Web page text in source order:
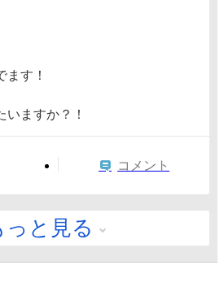
ます！
いますか？！
コメント
っと見る